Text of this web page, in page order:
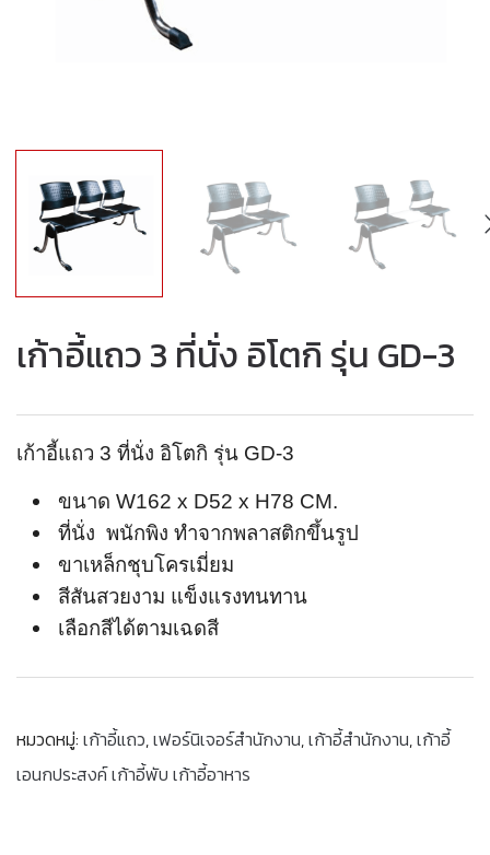
เก้าอี้แถว 3 ที่นั่ง อิโตกิ รุ่น GD-3
เก้าอี้แถว 3 ที่นั่ง อิโตกิ รุ่น GD-3
ขนาด W162 x D52 x H78 CM.
ที่นั่ง พนักพิง ทำจากพลาสติกขึ้นรูป
ขาเหล็กชุบโครเมี่ยม
สีสันสวยงาม แข็งแรงทนทาน
เลือกสีได้ตามเฉดสี
หมวดหมู่: เก้าอี้แถว,เฟอร์นิเจอร์สำนักงาน,เก้าอี้สำนักงาน,เก้าอี้
เอนกประสงค์ เก้าอี้พับ เก้าอี้อาหาร